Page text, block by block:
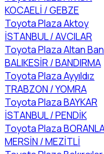
KOCAELİ / GEBZE
Toyota Plaza Aktoy
İSTANBUL / AVCILAR
Toyota Plaza Altan
BALIKESİR / BANDIRMA
Toyota Plaza Ayyıldız
TRABZON / YOMRA
Toyota Plaza BAYKAR
İSTANBUL / PENDİK
Toyota Plaza
MERSİN / MEZİTLİ